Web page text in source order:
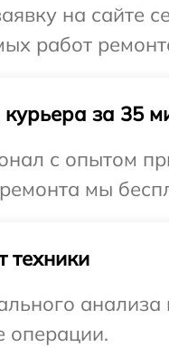
на сайте
работ
за 35
с опытом
мы
техники
операции.